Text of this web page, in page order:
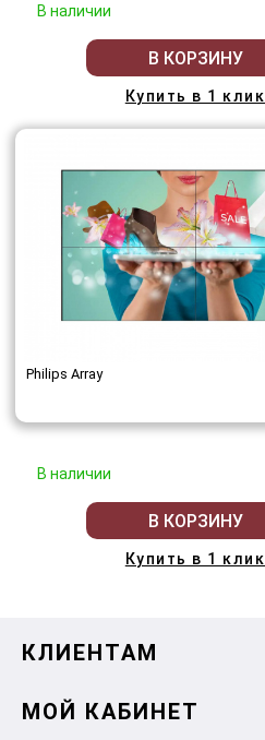
В наличии
В КОРЗИНУ
Купить в 1 клик
Philips Array
В наличии
В КОРЗИНУ
Купить в 1 клик
КЛИЕНТАМ
МОЙ КАБИНЕТ